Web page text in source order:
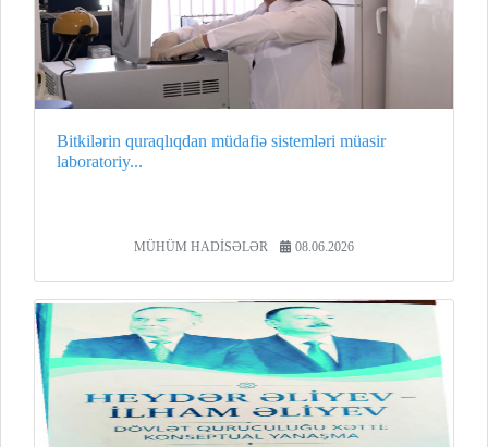
Bitkilərin quraqlıqdan müdafiə sistemləri müasir
laboratoriy...
MÜHÜM HADİSƏLƏR 08.06.2026